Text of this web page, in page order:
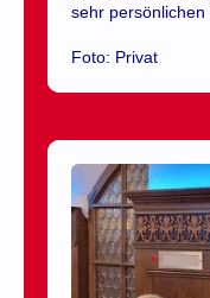
sehr persönlichen
Foto: Privat